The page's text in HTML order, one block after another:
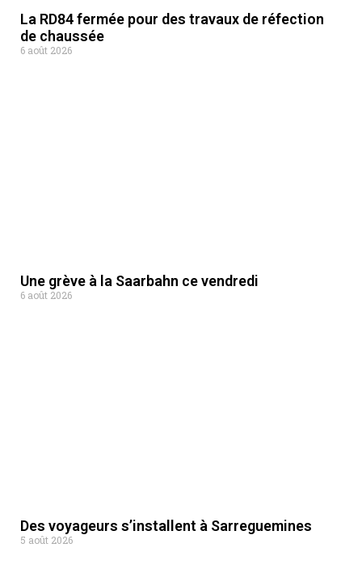
La RD84 fermée pour des travaux de réfection
de chaussée
6 août 2026
Une grève à la Saarbahn ce vendredi
6 août 2026
Des voyageurs s’installent à Sarreguemines
5 août 2026